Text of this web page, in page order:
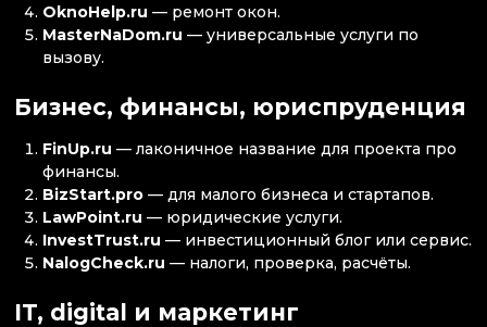
OknoHelp.ru — ремонт окон.
MasterNaDom.ru — универсальные услуги по
вызову.
Бизнес, финансы, юриспруденция
FinUp.ru — лаконичное название для проекта про
финансы.
BizStart.pro — для малого бизнеса и стартапов.
LawPoint.ru — юридические услуги.
InvestTrust.ru — инвестиционный блог или сервис.
NalogCheck.ru — налоги, проверка, расчёты.
IT, digital и маркетинг